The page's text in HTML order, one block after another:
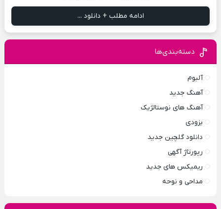
ادامه مطلب + دانلود ...
دسته‌بندی‌ها
آلبوم
آهنگ جدید
آهنگ های نوستالژیک
بزودی
دانلود گلچین جدید
رپورتاژ آگهی
ریمیکس های جدید
مداحی و نوحه